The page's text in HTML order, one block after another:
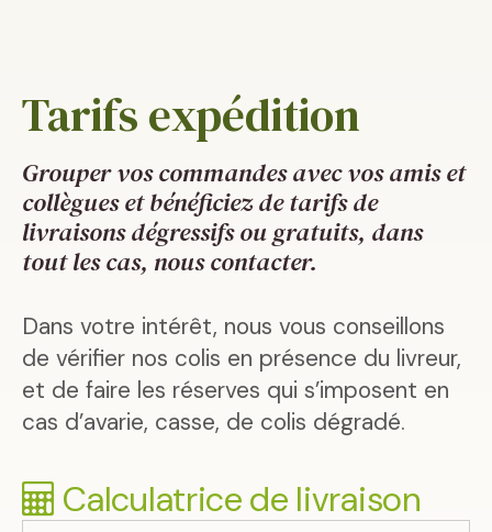
Tarifs expédition
Grouper vos commandes avec vos amis et
collègues et bénéficiez de tarifs de
livraisons dégressifs ou gratuits, dans
tout les cas, nous contacter.
Dans votre intérêt, nous vous conseillons
de vérifier nos colis en présence du livreur,
et de faire les réserves qui s’imposent en
cas d’avarie, casse, de colis dégradé.
Calculatrice de livraison